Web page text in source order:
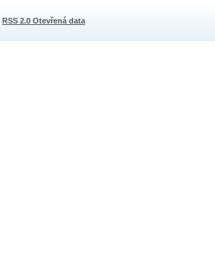
RSS 2.0 Otevřená data